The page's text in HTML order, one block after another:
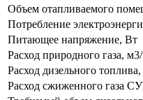
Объем отапливаемого
Потребление
Питающее напряжение, Вт
Расход природного газа,
Расход дизельного
Расход сжиженного газа